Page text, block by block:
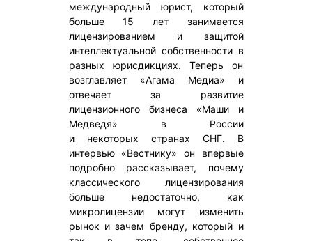
международный юрист, который
больше 15 лет занимается
лицензированием и защитой
интеллектуальной собственности в
разных юрисдикциях. Теперь он
возглавляет «Агама Медиа» и
отвечает за развитие
лицензионного бизнеса «Маши и
Медведя» в России
и некоторых странах СНГ. В
интервью «Вестнику» он впервые
подробно рассказывает, почему
классического лицензирования
больше недостаточно, как
микролицензии могут изменить
рынок и зачем бренду, который и